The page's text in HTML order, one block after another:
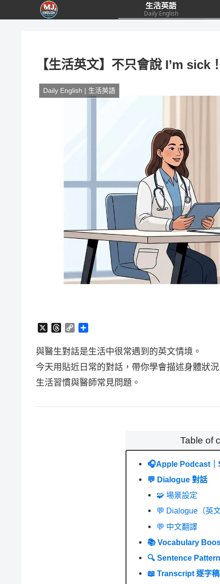
生活英語
Daily English
【生活英文】不只會說 I’m sick
Daily English | 生活英語
r
e
a
d
s
p
y
L
i
n
與醫生對話是生活中很常遇到的英文情境。
今天用貼近日常的對話，帶你學會描述身體狀況
生活習慣與醫師常見問題。
Table of
🎧Apple Podcast
💬 Dialogue 對話
🧩 場景設定
💬 Dialogue（英文
💬 中文翻譯
📚 Vocabulary
🔍 Sentence
📖 Transcript 逐字稿